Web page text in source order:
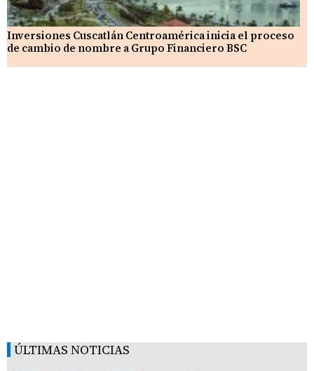
Inversiones Cuscatlán Centroamérica inicia el proceso
de cambio de nombre a Grupo Financiero BSC
ÚLTIMAS NOTICIAS